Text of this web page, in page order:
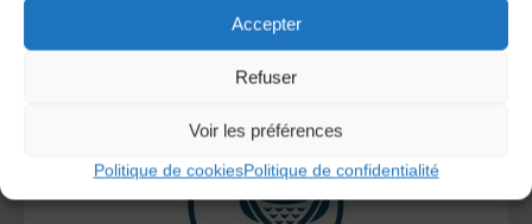
Accepter
Refuser
Voir les préférences
Politique de cookiesPolitique de confidentialité
A DECOUVRIR :